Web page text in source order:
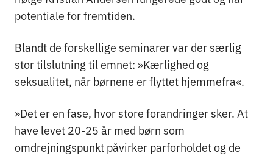
potentiale for fremtiden.
Blandt de forskellige seminarer var der særlig
stor tilslutning til emnet: »Kærlighed og
seksualitet, når børnene er flyttet hjemmefra«.
»Det er en fase, hvor store forandringer sker. At
have levet 20-25 år med børn som
omdrejningspunkt påvirker parforholdet og de